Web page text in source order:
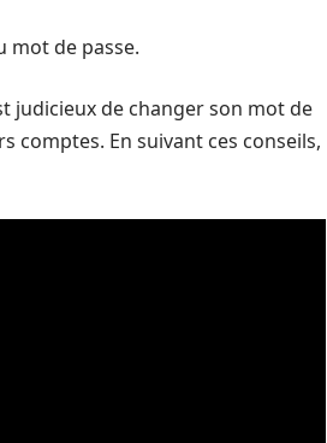
mot de passe.
judicieux de changer son mot de
comptes. En suivant ces conseils,